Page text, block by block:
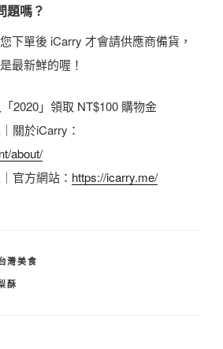
題嗎？
下單後 iCarry 才會請供應商備貨，
最新鮮的喔！
2020」領取 NT$100 購物金
關於iCarry：
about/
官方網站： https://icarry.me/
灣美食
酥